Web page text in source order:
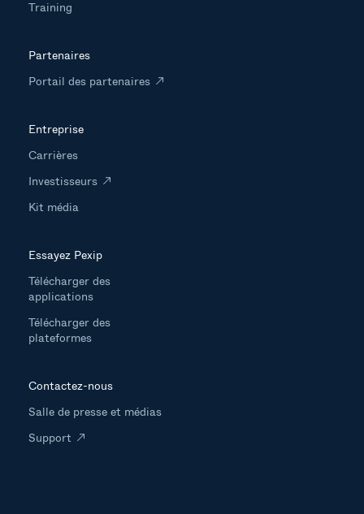
Training
Partenaires
Portail des partenaires
Entreprise
Carrières
Investisseurs
Kit média
Essayez Pexip
Télécharger des
applications
Télécharger des
plateformes
Contactez-nous
Salle de presse et médias
Support